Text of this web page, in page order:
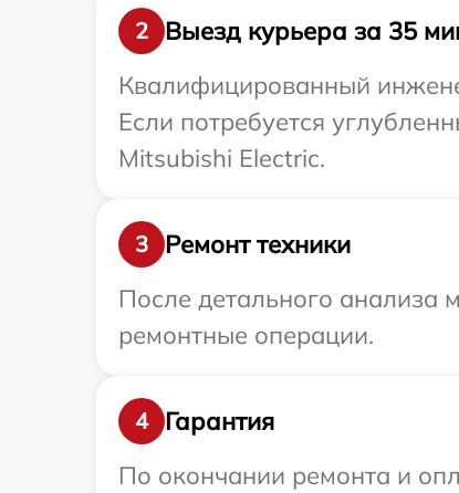
2
Выезд курьера за 35
Квалифицированный
Если потребуется
Mitsubishi Electric.
3
Ремонт техники
После детального анализа
ремонтные операции.
4
Гарантия
По окончании ремонта и